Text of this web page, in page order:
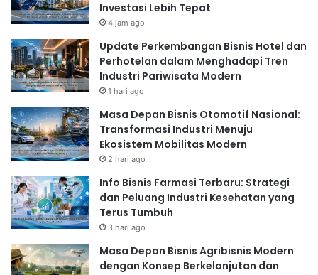
Investasi Lebih Tepat
4 jam ago
Update Perkembangan Bisnis Hotel dan
Perhotelan dalam Menghadapi Tren
Industri Pariwisata Modern
1 hari ago
Masa Depan Bisnis Otomotif Nasional:
Transformasi Industri Menuju
Ekosistem Mobilitas Modern
2 hari ago
Info Bisnis Farmasi Terbaru: Strategi
dan Peluang Industri Kesehatan yang
Terus Tumbuh
3 hari ago
Masa Depan Bisnis Agribisnis Modern
dengan Konsep Berkelanjutan dan